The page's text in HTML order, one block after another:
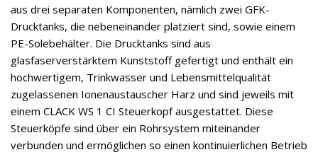
aus drei separaten Komponenten, nämlich zwei GFK-
Drucktanks, die nebeneinander platziert sind, sowie einem
PE-Solebehälter. Die Drucktanks sind aus
glasfaserverstärktem Kunststoff gefertigt und enthält ein
hochwertigem, Trinkwasser und Lebensmittelqualität
zugelassenen Ionenaustauscher Harz und sind jeweils mit
einem CLACK WS 1 CI Steuerkopf ausgestattet. Diese
Steuerköpfe sind über ein Rohrsystem miteinander
verbunden und ermöglichen so einen kontinuierlichen Betrieb